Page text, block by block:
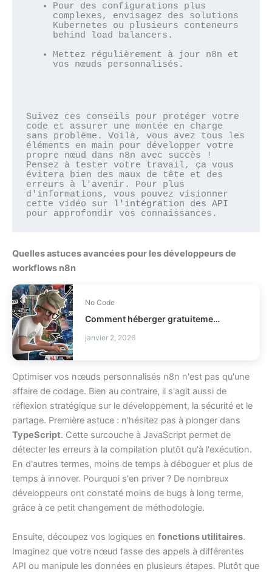
Pour des configurations plus
complexes, envisagez des solutions
Kubernetes ou plusieurs conteneurs
behind load balancers.
Mettez régulièrement à jour n8n et
vos nœuds personnalisés.
Suivez ces conseils pour protéger votre
code et assurer une montée en charge
sans problème. Voilà, vous avez tous les
éléments en main pour développer votre
propre nœud dans n8n avec succès !
Pensez à tester votre travail, ça vous
évitera bien des maux de tête et des
erreurs à l'avenir. Pour plus
d'informations, vous pouvez visionner
cette vidéo sur
l'intégration des API
pour approfondir vos connaissances.
Quelles astuces avancées pour les développeurs de
workflows n8n
No Code
Comment héberger gratuitement votre portfolio avec Hugging Face Spaces ?
janvier 2, 2026
Optimiser vos nœuds personnalisés n8n n'est pas qu'une
affaire de codage. Bien au contraire, il s'agit aussi de
réflexion stratégique sur le développement, la sécurité et le
partage. Première astuce : n'hésitez pas à plonger dans
TypeScript. Cette surcouche à JavaScript permet de
détecter les erreurs à la compilation plutôt qu'à l'exécution.
En d'autres termes, moins de temps à déboguer et plus de
temps à innover. Pourquoi s'en priver ? De nombreux
développeurs ont constaté moins de bugs à long terme,
grâce à ce petit changement de méthodologie.
Ensuite, découpez vos logiques en fonctions utilitaires.
Imaginez que votre nœud fasse des appels à différentes
API ou manipule les données en plusieurs étapes. Plutôt que